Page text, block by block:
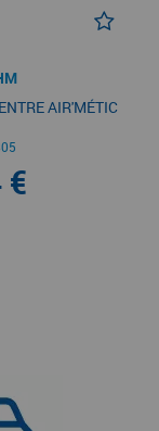
AIR'MÉTIC
€